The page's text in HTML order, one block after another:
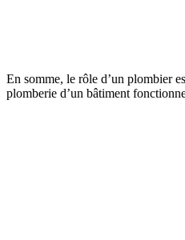
En somme, le rôle d’un plombier
plomberie d’un bâtiment